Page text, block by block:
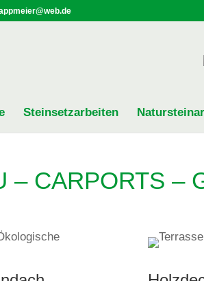
Steinsetzarbeiten
– CARPORTS –